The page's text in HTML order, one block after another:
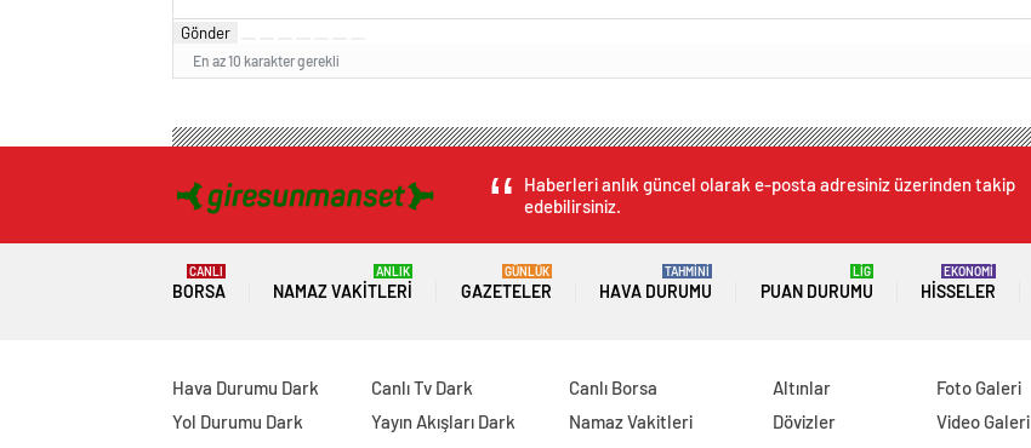
Gönder
En az 10 karakter gerekli
Haberleri anlık güncel olarak e-posta adresiniz üzerinden takip
edebilirsiniz.
BORSA
CANLI
NAMAZ VAKITLERI
ANLIK
GAZETELER
GÜNLÜK
HAVA DURUMU
TAHMİNİ
PUAN DURUMU
LİG
HISSELER
EKONOMİ
Hava Durumu Dark
Yol Durumu Dark
Canlı Tv Dark
Yayın Akışları Dark
Canlı Borsa
Namaz Vakitleri
Altınlar
Dövizler
Foto Galeri
Video Galeri